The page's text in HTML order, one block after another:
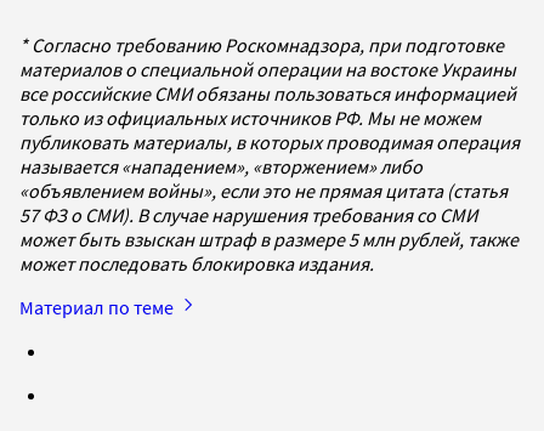
* Согласно требованию Роскомнадзора, при подготовке
материалов о специальной операции на востоке Украины
все российские СМИ обязаны пользоваться информацией
только из официальных источников РФ. Мы не можем
публиковать материалы, в которых проводимая операция
называется «нападением», «вторжением» либо
«объявлением войны», если это не прямая цитата (статья
57 ФЗ о СМИ). В случае нарушения требования со СМИ
может быть взыскан штраф в размере 5 млн рублей, также
может последовать блокировка издания.
Материал по теме